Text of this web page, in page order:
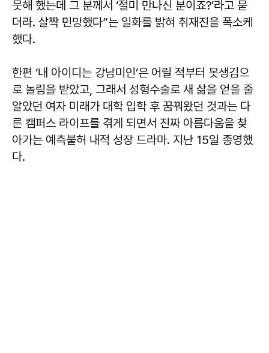
뭇해 했는데 그 분께서 ‘절미 만나신 분이죠?’라고 묻
더라. 살짝 민망했다”는 일화를 밝혀 취재진을 폭소케
했다.
한편 ‘내 아이디는 강남미인’은 어릴 적부터 못생김으
로 놀림을 받았고, 그래서 성형수술로 새 삶을 얻을 줄
알았던 여자 미래가 대학 입학 후 꿈꿔왔던 것과는 다
른 캠퍼스 라이프를 겪게 되면서 진짜 아름다움을 찾
아가는 예측불허 내적 성장 드라마. 지난 15일 종영했
다.